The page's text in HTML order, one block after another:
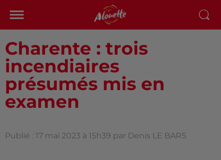
Charente : trois
incendiaires
présumés mis en
examen
Publié : 17 mai 2023 à 15h39 par Denis LE BARS